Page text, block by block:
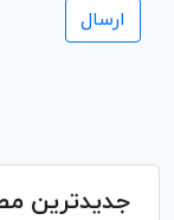
جدیدترین